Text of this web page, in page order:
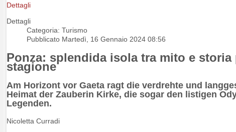
Dettagli
Dettagli
Categoria: Turismo
Pubblicato Martedì, 16 Gennaio 2024 08:56
Ponza: splendida isola tra mito e
stagione
Am Horizont vor Gaeta ragt die verdrehte und
Heimat der Zauberin Kirke, die sogar den listigen
Legenden.
Nicoletta Curradi